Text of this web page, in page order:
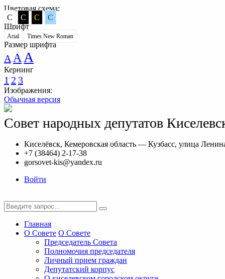
Цветовая схема:
C
C C
C
Шрифт
Arial Times New Roman
Размер шрифта
A A A
Кернинг
1 2 3
Изображения:
Обычная версия
Совет народных депутатов
Киселёвск, Кемеровская область — Кузбасс, улица
+7 (38464) 2-17-38
gorsovet-kis@yandex.ru
Войти
Главная
О Совете О Совете
Председатель Совета
Полномочия председателя
Личный прием граждан
Депутатский корпус